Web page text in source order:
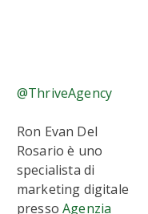
@ThriveAgency
Ron Evan Del
Rosario è uno
specialista di
marketing digitale
pressoAgenzia